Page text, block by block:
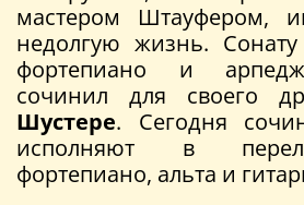
мастером Штауфером,
недолгую жизнь.
фортепиано и
сочинил для своего
Шустере. Сегодня
исполняют в
фортепиано, альта и